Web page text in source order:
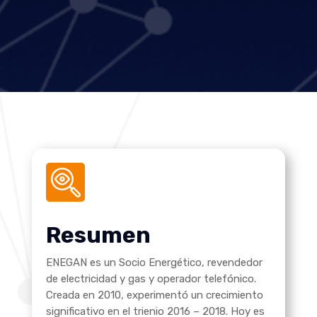
Resumen
ENEGAN es un Socio Energético, revendedor
de electricidad y gas y operador telefónico.
Creada en 2010, experimentó un crecimiento
significativo en el trienio 2016 – 2018. Hoy es